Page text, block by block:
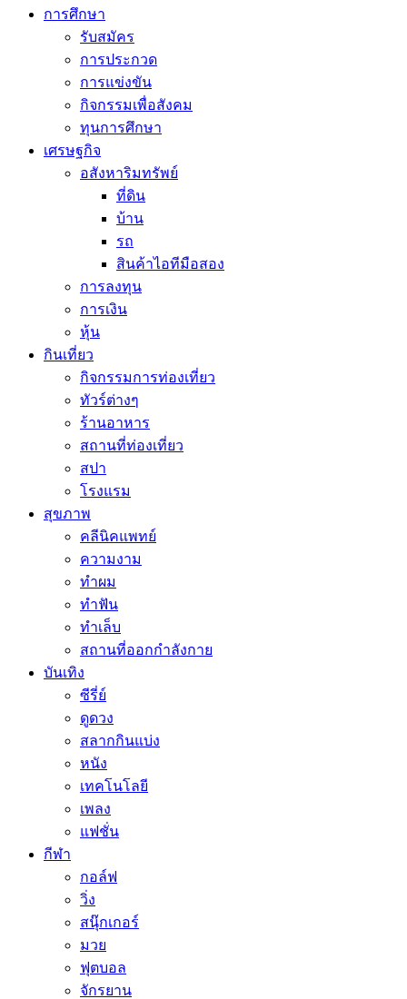
การศึกษา
รับสมัคร
การประกวด
การแข่งขัน
กิจกรรมเพื่อสังคม
ทุนการศึกษา
เศรษฐกิจ
อสังหาริมทรัพย์
ที่ดิน
บ้าน
รถ
สินค้าไอทีมือสอง
การลงทุน
การเงิน
หุ้น
กินเที่ยว
กิจกรรมการท่องเที่ยว
ทัวร์ต่างๆ
ร้านอาหาร
สถานที่ท่องเที่ยว
สปา
โรงแรม
สุขภาพ
คลีนิคแพทย์
ความงาม
ทำผม
ทำฟัน
ทำเล็บ
สถานที่ออกกำลังกาย
บันเทิง
ซีรี่ย์
ดูดวง
สลากกินแบ่ง
หนัง
เทคโนโลยี
เพลง
แฟชั่น
กีฬา
กอล์ฟ
วิ่ง
สนุ๊กเกอร์
มวย
ฟุตบอล
จักรยาน